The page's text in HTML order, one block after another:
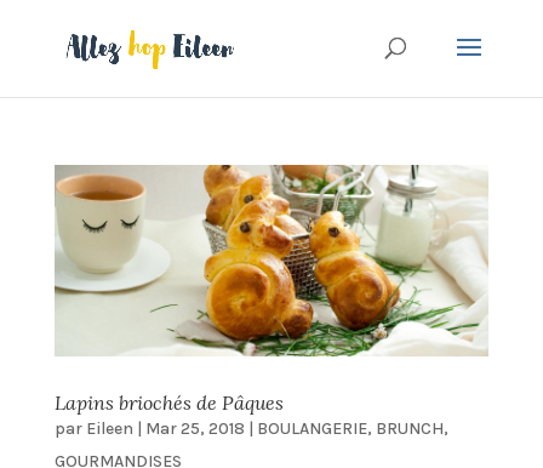
Lapins briochés de Pâques
par Eileen | Mar 25, 2018 | BOULANGERIE, BRUNCH,
GOURMANDISES